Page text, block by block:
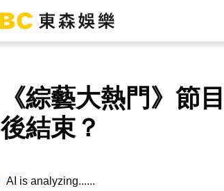
《綜藝大熱門》節
後結束？
AI is analyzing...